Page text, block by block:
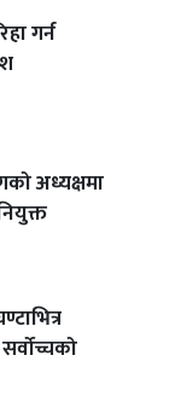
गर्न
अध्यक्षमा